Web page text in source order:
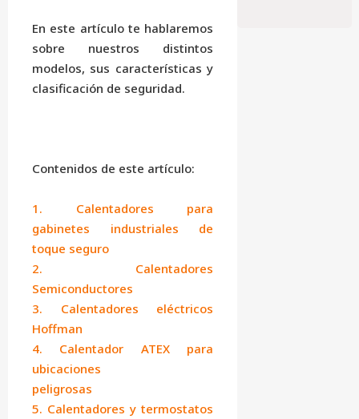
En este artículo te hablaremos
sobre nuestros distintos
modelos, sus características y
clasificación de seguridad.
Contenidos de este artículo:
1. Calentadores para
gabinetes industriales de
toque seguro
2. Calentadores
Semiconductores
3. Calentadores eléctricos
Hoffman
4. Calentador ATEX para
ubicaciones
peligrosas
5. Calentadores y termostatos